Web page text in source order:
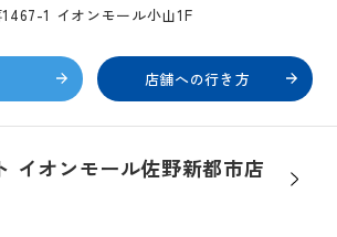
1 イオンモール小山1F
店舗への行き方
イオンモール佐野新都市店